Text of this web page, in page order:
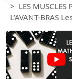
LES MUSCLES
L'AVANT-BRAS